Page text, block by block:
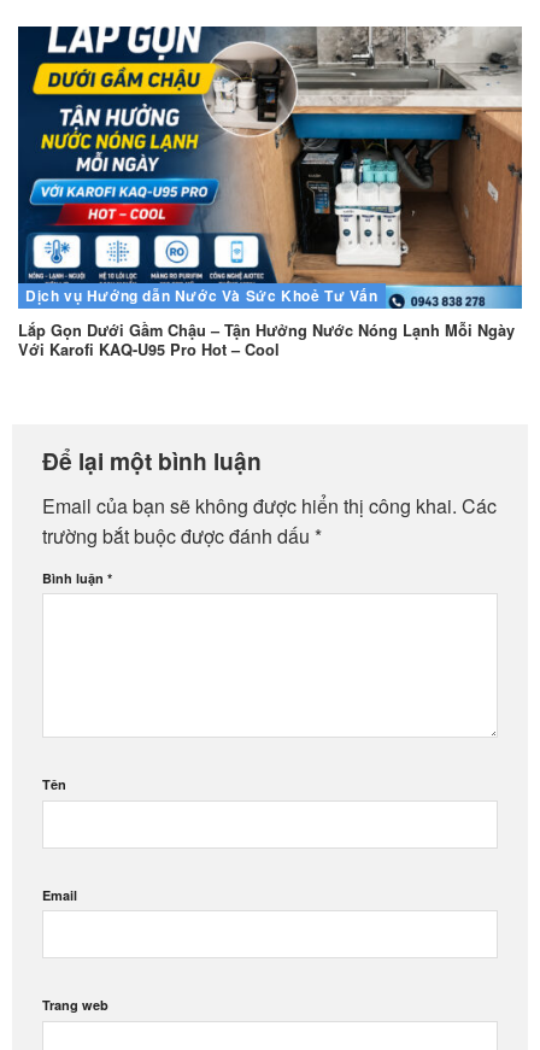
Dịch vụ Hướng dẫn Nước Và Sức Khoẻ Tư Vấn
Lắp Gọn Dưới Gầm Chậu – Tận Hưởng Nước Nóng Lạnh Mỗi Ngày
Với Karofi KAQ-U95 Pro Hot – Cool
Để lại một bình luận
Email của bạn sẽ không được hiển thị công khai. Các
trường bắt buộc được đánh dấu *
Bình luận *
Tên
Email
Trang web